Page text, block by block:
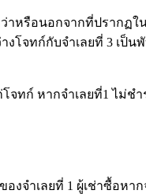
าหรือนอกจากที่ปรากฏใ
โจทก์กับจำเลยที่ 3 เป็น
ทก์ หากจำเลยที่1 ไม่ชำ
งจำเลยที่ 1 ผู้เช่าซื้อหา